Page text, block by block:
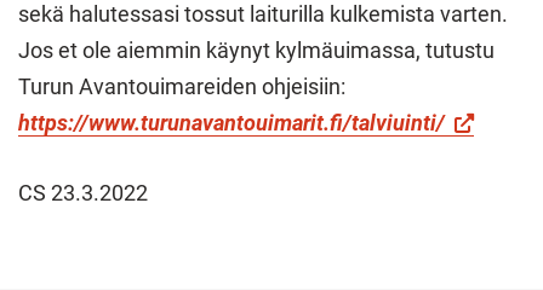
sekä halutessasi tossut laiturilla kulkemista varten.
Jos et ole aiemmin käynyt kylmäuimassa, tutustu
Turun Avantouimareiden ohjeisiin:
https://www.turunavantouimarit.fi/talviuinti/
CS 23.3.2022